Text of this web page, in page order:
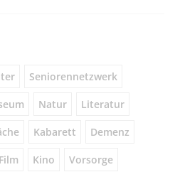
Seniorennetzwerk
Natur Literatur
Kabarett Demenz
Film Kino Vorsorge